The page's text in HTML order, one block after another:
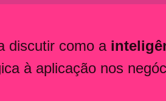
discutir como a
à aplicação nos